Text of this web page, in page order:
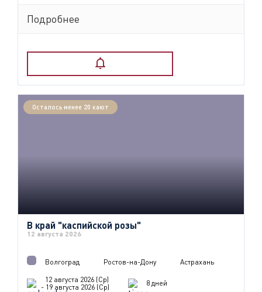
Подробнее
Осталось менее 20 кают
В край "каспийской розы"
12 августа 2026
Волгоград Ростов-на-Дону
Астрахань
12 августа 2026 (Ср)
- 19 августа 2026 (Ср)
8 дней